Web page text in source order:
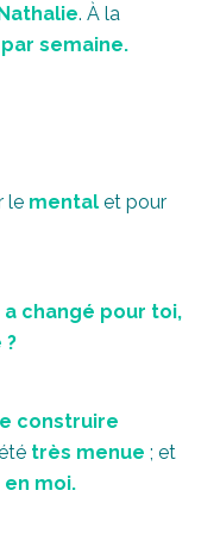
. À la
semaine.
le mental et pour
a changé pour toi,
?
construire
très menue ; et
moi.